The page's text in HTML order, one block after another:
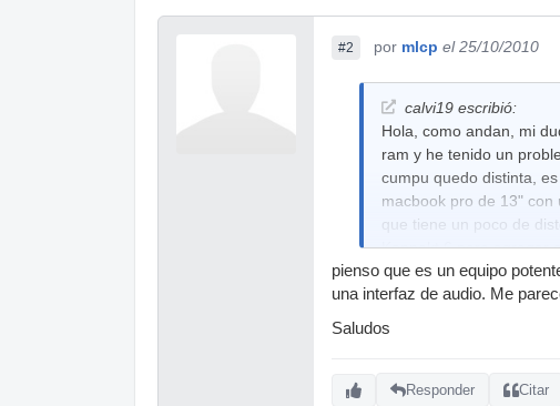
#2 por mlcp el 25/10/2010
calvi19 escribió:
Hola, como andan, mi
ram y he tenido un
cumpu quedo distinta,
macbook pro de 13" con
que tiene un poco de
Konnekt 6 para agregar
comprarian la placa
Saludos. Para aclarar
pienso que es un equipo
una interfaz de audio. Me
Saludos
Responder Citar